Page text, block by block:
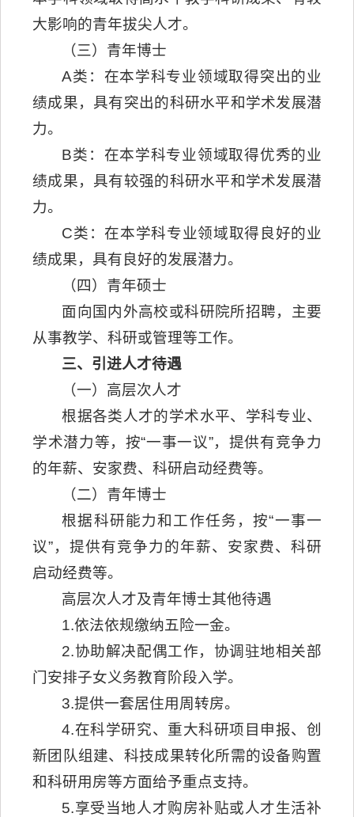
大影响的青年拔尖人才。
（三）青年博士
A类：在本学科专业领域取得突出的业
绩成果，具有突出的科研水平和学术发展潜
力。
B类：在本学科专业领域取得优秀的业
绩成果，具有较强的科研水平和学术发展潜
力。
C类：在本学科专业领域取得良好的业
绩成果，具有良好的发展潜力。
（四）青年硕士
面向国内外高校或科研院所招聘，主要
从事教学、科研或管理等工作。
三、引进人才待遇
（一）高层次人才
根据各类人才的学术水平、学科专业、
学术潜力等，按“一事一议”，提供有竞争力
的年薪、安家费、科研启动经费等。
（二）青年博士
根据科研能力和工作任务，按“一事一
议”，提供有竞争力的年薪、安家费、科研
启动经费等。
高层次人才及青年博士其他待遇
1.依法依规缴纳五险一金。
2.协助解决配偶工作，协调驻地相关部
门安排子女义务教育阶段入学。
3.提供一套居住用周转房。
4.在科学研究、重大科研项目申报、创
新团队组建、科技成果转化所需的设备购置
和科研用房等方面给予重点支持。
5.享受当地人才购房补贴或人才生活补